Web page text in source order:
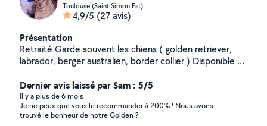
Toulouse (Saint Simon Est)
4,9/5 (27 avis)
Présentation
Retraité Garde souvent les chiens ( golden retriever,
labrador, berger australien, border collier ) Disponible 3
nous Je vous propose aussi: Petit bricolage Location de
matériel Débroussailleuse thermique Taille haie sur
batterie,taille haie télescopique thermique, tondeuse
thermique, tondeuse électrique, motobineuse
Dernier avis laissé par Sam : 5/5
Il y a plus de 6 mois
Je ne peux que vous le recommander à 200% ! Nous avons
trouvé le bonheur de notre Golden ?